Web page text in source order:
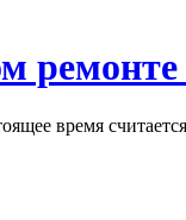
время